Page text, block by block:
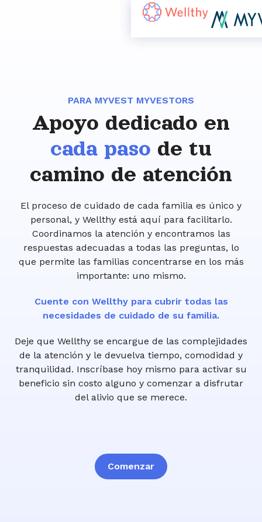
PARA MYVEST MYVESTORS
Apoyo dedicado en
cada paso de tu
camino de atención
El proceso de cuidado de cada familia es único y
personal, y Wellthy está aquí para facilitarlo.
Coordinamos la atención y encontramos las
respuestas adecuadas a todas las preguntas, lo
que permite las familias concentrarse en los más
importante: uno mismo.
Cuente con Wellthy para cubrir todas las
necesidades de cuidado de su familia.
Deje que Wellthy se encargue de las complejidades
de la atención y le devuelva tiempo, comodidad y
tranquilidad. Inscríbase hoy mismo para activar su
beneficio sin costo alguno y comenzar a disfrutar
del alivio que se merece.
Comenzar